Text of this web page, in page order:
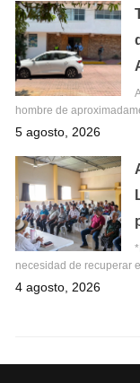
hombre de
5 agosto, 2026
necesidad de recuperar
4 agosto, 2026